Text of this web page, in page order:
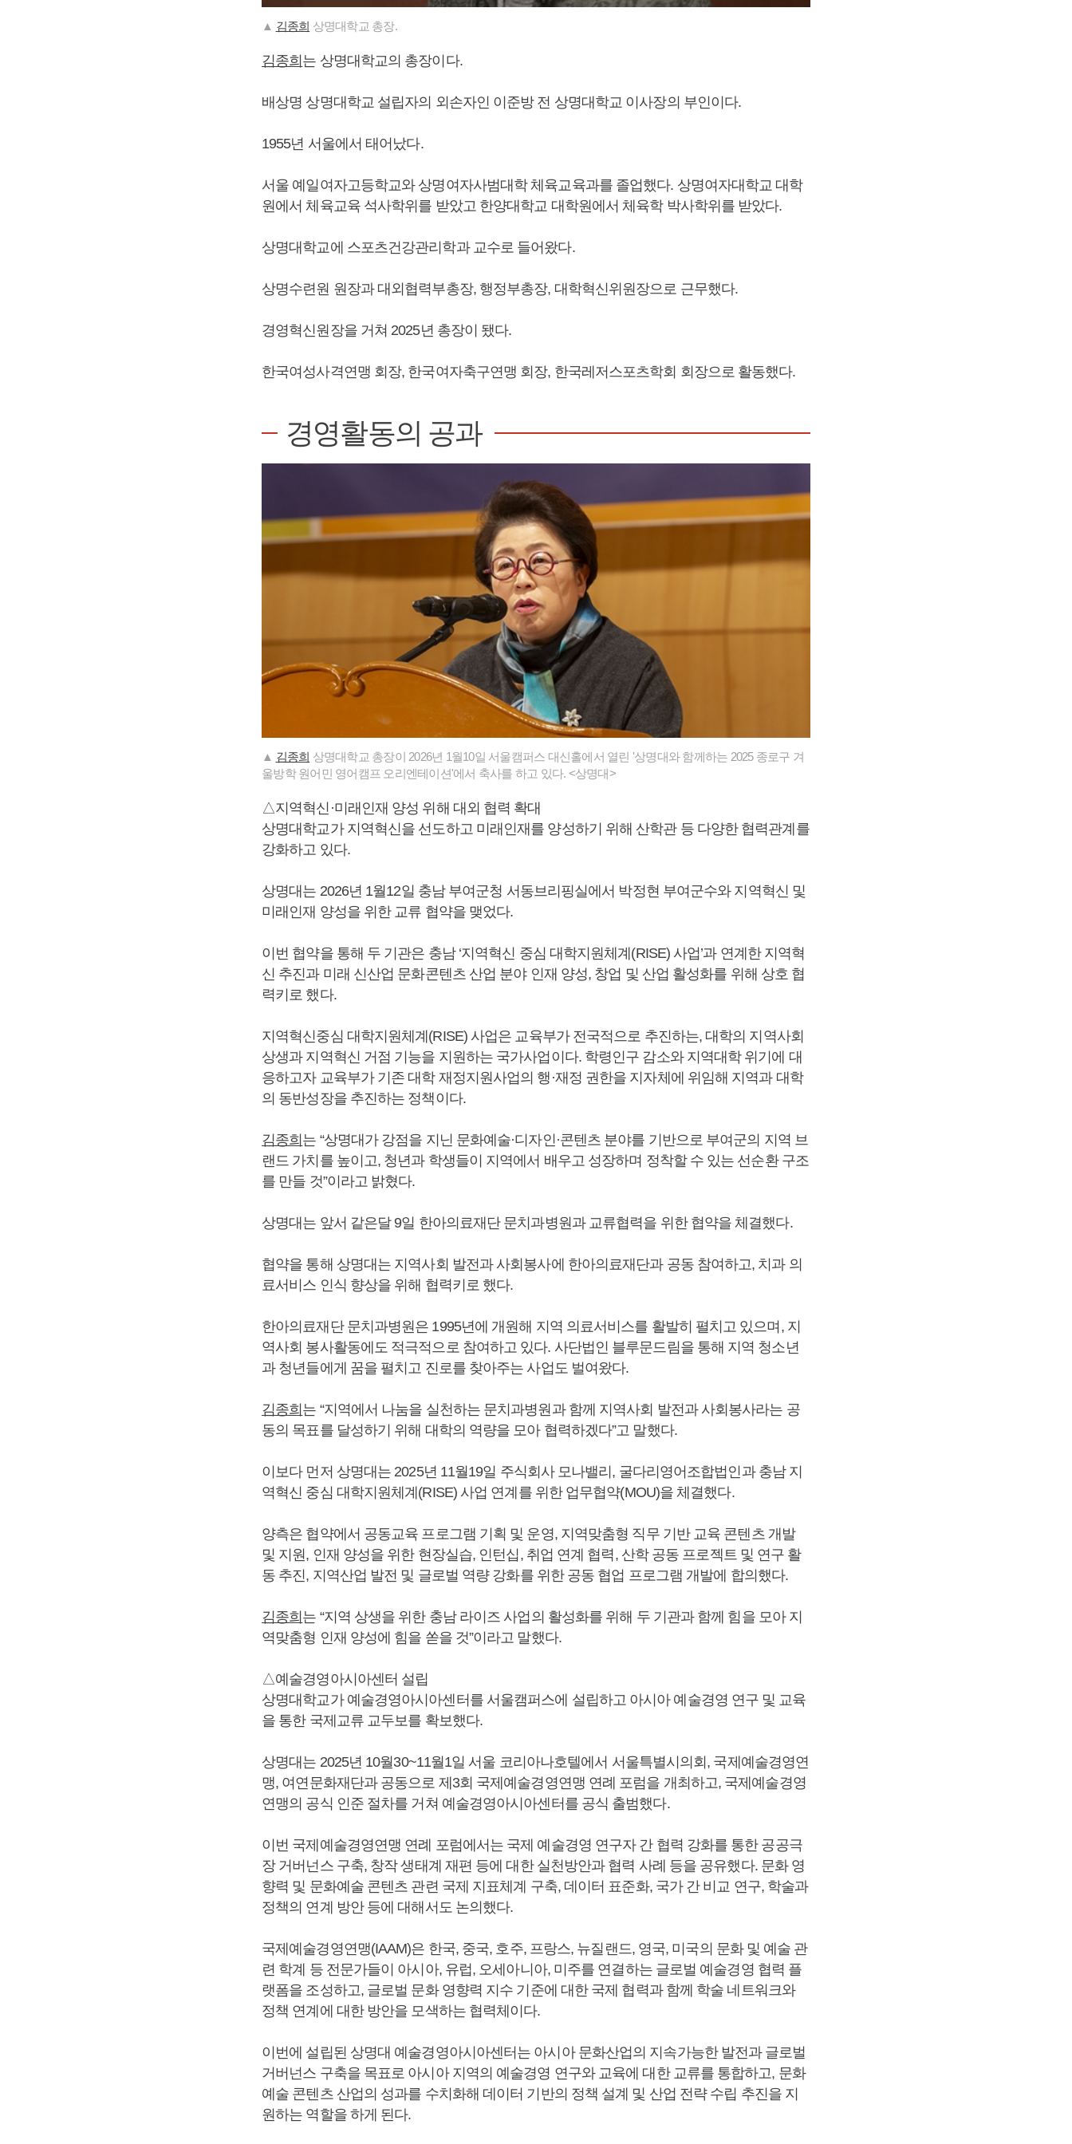
▲ 김종희 상명대학교 총장.
김종희 는 상명대학교의 총장이다.
배상명 상명대학교 설립자의 외손자인 이준방 전 상명대학교 이사장의 부인이다.
1955년 서울에서 태어났다.
서울 예일여자고등학교와 상명여자사범대학 체육교육과를 졸업했다. 상명여자대학교 대학
원에서 체육교육 석사학위를 받았고 한양대학교 대학원에서 체육학 박사학위를 받았다.
상명대학교에 스포츠건강관리학과 교수로 들어왔다.
상명수련원 원장과 대외협력부총장, 행정부총장, 대학혁신위원장으로 근무했다.
경영혁신원장을 거쳐 2025년 총장이 됐다.
한국여성사격연맹 회장, 한국여자축구연맹 회장, 한국레저스포츠학회 회장으로 활동했다.
경영활동의 공과
▲ 김종희 상명대학교 총장이 2026년 1월10일 서울캠퍼스 대신홀에서 열린 '상명대와 함께하는 2025 종로구 겨
울방학 원어민 영어캠프 오리엔테이션'에서 축사를 하고 있다. <상명대>
△지역혁신·미래인재 양성 위해 대외 협력 확대
상명대학교가 지역혁신을 선도하고 미래인재를 양성하기 위해 산학관 등 다양한 협력관계를
강화하고 있다.
상명대는 2026년 1월12일 충남 부여군청 서동브리핑실에서 박정현 부여군수와 지역혁신 및
미래인재 양성을 위한 교류 협약을 맺었다.
이번 협약을 통해 두 기관은 충남 ‘지역혁신 중심 대학지원체계(RISE) 사업’과 연계한 지역혁
신 추진과 미래 신산업 문화콘텐츠 산업 분야 인재 양성, 창업 및 산업 활성화를 위해 상호 협
력키로 했다.
지역혁신중심 대학지원체계(RISE) 사업은 교육부가 전국적으로 추진하는, 대학의 지역사회
상생과 지역혁신 거점 기능을 지원하는 국가사업이다. 학령인구 감소와 지역대학 위기에 대
응하고자 교육부가 기존 대학 재정지원사업의 행·재정 권한을 지자체에 위임해 지역과 대학
의 동반성장을 추진하는 정책이다.
김종희 는 “상명대가 강점을 지닌 문화예술·디자인·콘텐츠 분야를 기반으로 부여군의 지역 브
랜드 가치를 높이고, 청년과 학생들이 지역에서 배우고 성장하며 정착할 수 있는 선순환 구조
를 만들 것”이라고 밝혔다.
상명대는 앞서 같은달 9일 한아의료재단 문치과병원과 교류협력을 위한 협약을 체결했다.
협약을 통해 상명대는 지역사회 발전과 사회봉사에 한아의료재단과 공동 참여하고, 치과 의
료서비스 인식 향상을 위해 협력키로 했다.
한아의료재단 문치과병원은 1995년에 개원해 지역 의료서비스를 활발히 펼치고 있으며, 지
역사회 봉사활동에도 적극적으로 참여하고 있다. 사단법인 블루문드림을 통해 지역 청소년
과 청년들에게 꿈을 펼치고 진로를 찾아주는 사업도 벌여왔다.
김종희 는 “지역에서 나눔을 실천하는 문치과병원과 함께 지역사회 발전과 사회봉사라는 공
동의 목표를 달성하기 위해 대학의 역량을 모아 협력하겠다”고 말했다.
이보다 먼저 상명대는 2025년 11월19일 주식회사 모나밸리, 굴다리영어조합법인과 충남 지
역혁신 중심 대학지원체계(RISE) 사업 연계를 위한 업무협약(MOU)을 체결했다.
양측은 협약에서 공동교육 프로그램 기획 및 운영, 지역맞춤형 직무 기반 교육 콘텐츠 개발
및 지원, 인재 양성을 위한 현장실습, 인턴십, 취업 연계 협력, 산학 공동 프로젝트 및 연구 활
동 추진, 지역산업 발전 및 글로벌 역량 강화를 위한 공동 협업 프로그램 개발에 합의했다.
김종희 는 “지역 상생을 위한 충남 라이즈 사업의 활성화를 위해 두 기관과 함께 힘을 모아 지
역맞춤형 인재 양성에 힘을 쏟을 것”이라고 말했다.
△예술경영아시아센터 설립
상명대학교가 예술경영아시아센터를 서울캠퍼스에 설립하고 아시아 예술경영 연구 및 교육
을 통한 국제교류 교두보를 확보했다.
상명대는 2025년 10월30~11월1일 서울 코리아나호텔에서 서울특별시의회, 국제예술경영연
맹, 여연문화재단과 공동으로 제3회 국제예술경영연맹 연례 포럼을 개최하고, 국제예술경영
연맹의 공식 인준 절차를 거쳐 예술경영아시아센터를 공식 출범했다.
이번 국제예술경영연맹 연례 포럼에서는 국제 예술경영 연구자 간 협력 강화를 통한 공공극
장 거버넌스 구축, 창작 생태계 재편 등에 대한 실천방안과 협력 사례 등을 공유했다. 문화 영
향력 및 문화예술 콘텐츠 관련 국제 지표체계 구축, 데이터 표준화, 국가 간 비교 연구, 학술과
정책의 연계 방안 등에 대해서도 논의했다.
국제예술경영연맹(IAAM)은 한국, 중국, 호주, 프랑스, 뉴질랜드, 영국, 미국의 문화 및 예술 관
련 학계 등 전문가들이 아시아, 유럽, 오세아니아, 미주를 연결하는 글로벌 예술경영 협력 플
랫폼을 조성하고, 글로벌 문화 영향력 지수 기준에 대한 국제 협력과 함께 학술 네트워크와
정책 연계에 대한 방안을 모색하는 협력체이다.
이번에 설립된 상명대 예술경영아시아센터는 아시아 문화산업의 지속가능한 발전과 글로벌
거버넌스 구축을 목표로 아시아 지역의 예술경영 연구와 교육에 대한 교류를 통합하고, 문화
예술 콘텐츠 산업의 성과를 수치화해 데이터 기반의 정책 설계 및 산업 전략 수립 추진을 지
원하는 역할을 하게 된다.